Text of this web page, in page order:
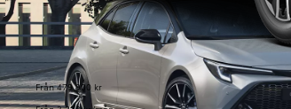
Från 479 900 kr